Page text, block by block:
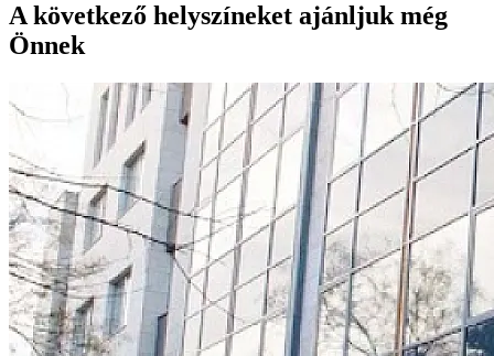
A következő helyszíneket ajánljuk még
Önnek